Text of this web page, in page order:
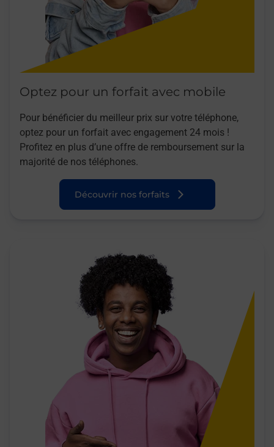
Optez pour un forfait avec mobile
Pour bénéficier du meilleur prix sur votre téléphone,
optez pour un forfait avec engagement 24 mois !
Profitez en plus d’une offre de remboursement sur la
majorité de nos téléphones.
Découvrir nos forfaits